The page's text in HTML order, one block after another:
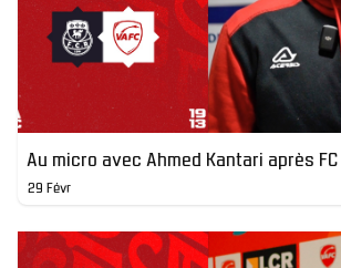
Au micro avec Ahmed Kantari après FC
29 Févr